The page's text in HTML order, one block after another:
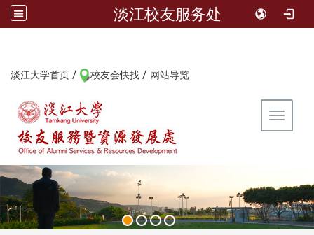
淡江校友服务处
淡江大学首页 / 校友会快找 / 网站导览
Toggle